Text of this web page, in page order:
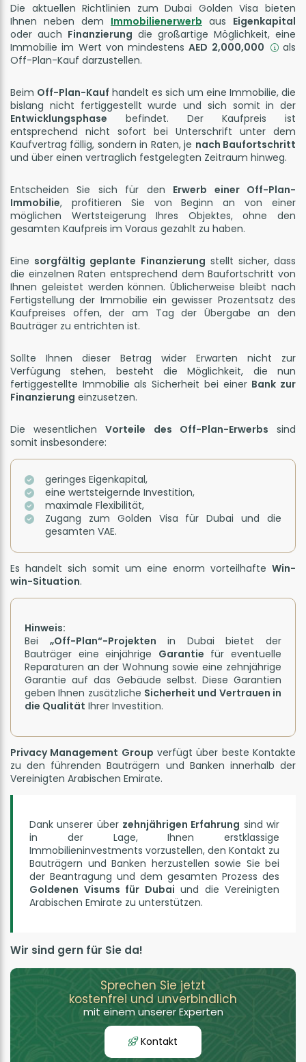
Die aktuellen Richtlinien zum Dubai Golden Visa bieten
Ihnen neben dem Immobilienerwerb aus Eigenkapital
oder auch Finanzierung die großartige Möglichkeit, eine
Immobilie im Wert von mindestensAED 2,000,000
als
Off-Plan-Kauf darzustellen.
Beim Off-Plan-Kauf handelt es sich um eine Immobilie, die
bislang nicht fertiggestellt wurde und sich somit in der
Entwicklungsphase befindet. Der Kaufpreis ist
entsprechend nicht sofort bei Unterschrift unter dem
Kaufvertrag fällig, sondern in Raten, je nach Baufortschritt
und über einen vertraglich festgelegten Zeitraum hinweg.
Entscheiden Sie sich für den Erwerb einer Off-Plan-
Immobilie, profitieren Sie von Beginn an von einer
möglichen Wertsteigerung Ihres Objektes, ohne den
gesamten Kaufpreis im Voraus gezahlt zu haben.
Eine sorgfältig geplante Finanzierung stellt sicher, dass
die einzelnen Raten entsprechend dem Baufortschritt von
Ihnen geleistet werden können. Üblicherweise bleibt nach
Fertigstellung der Immobilie ein gewisser Prozentsatz des
Kaufpreises offen, der am Tag der Übergabe an den
Bauträger zu entrichten ist.
Sollte Ihnen dieser Betrag wider Erwarten nicht zur
Verfügung stehen, besteht die Möglichkeit, die nun
fertiggestellte Immobilie als Sicherheit bei einer Bank zur
Finanzierung einzusetzen.
Die wesentlichenVorteile des Off-Plan-Erwerbs sind
somit insbesondere:
geringes Eigenkapital,
eine wertsteigernde Investition,
maximale Flexibilität,
Zugang zum Golden Visa für Dubai und die
gesamten VAE.
Es handelt sich somit um eine enorm vorteilhafte Win-
win-Situation.
Hinweis:
Bei „Off-Plan“-Projekten in Dubai bietet der
Bauträger eine einjährige Garantie für eventuelle
Reparaturen an der Wohnung sowie eine zehnjährige
Garantie auf das Gebäude selbst. Diese Garantien
geben Ihnen zusätzliche Sicherheit und Vertrauen in
die Qualität Ihrer Investition.
Privacy Management Group verfügt über beste Kontakte
zu den führenden Bauträgern und Banken innerhalb der
Vereinigten Arabischen Emirate.
Dank unserer über zehnjährigen Erfahrung sind wir
in der Lage, Ihnen erstklassige
Immobilieninvestments vorzustellen, den Kontakt zu
Bauträgern und Banken herzustellen sowie Sie bei
der Beantragung und dem gesamten Prozess des
Goldenen Visums für Dubai und die Vereinigten
Arabischen Emirate zu unterstützen.
Wir sind gern für Sie da!
Sprechen Sie jetzt
kostenfrei und unverbindlich
mit einem unserer Experten
Kontakt